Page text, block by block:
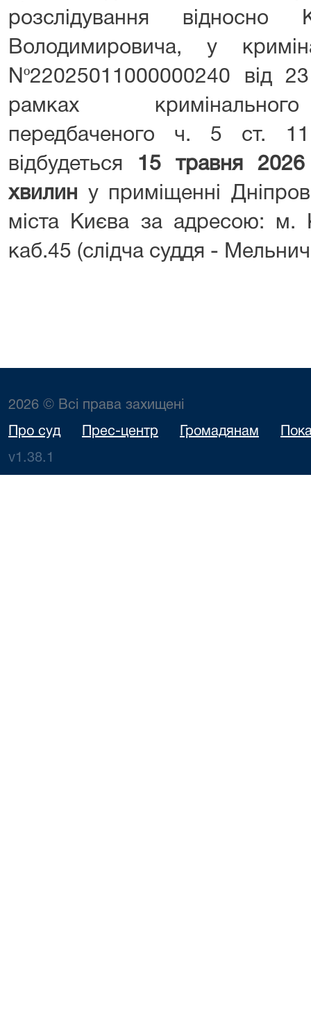
розслідування відносно
Володимировича, у
Nº22025011000000240 від
рамках
передбаченого ч. 5 ст.
відбудеться 15 травня
хвилин у приміщенні
міста Києва за адресою: м.
каб.45 (слідча суддя -
2026 © Всі права захищені
Про суд Прес-центр Громадянам
v1.38.1